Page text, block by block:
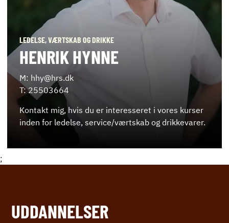
LEDELSE, VÆRTSKAB OG DRIKKE
HENRIK HYNNE
M: hhy@hrs.dk
T: 25503664
Kontakt mig, hvis du er interesseret i vores kurser
inden for ledelse, service/værtskab og drikkevarer.
;
UDDANNELSER